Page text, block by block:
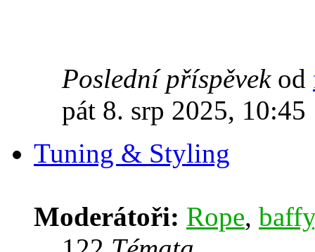
Poslední příspěvekod
pát 8. srp 2025, 10:45
Tuning & Styling
Moderátoři: Rope, baffy